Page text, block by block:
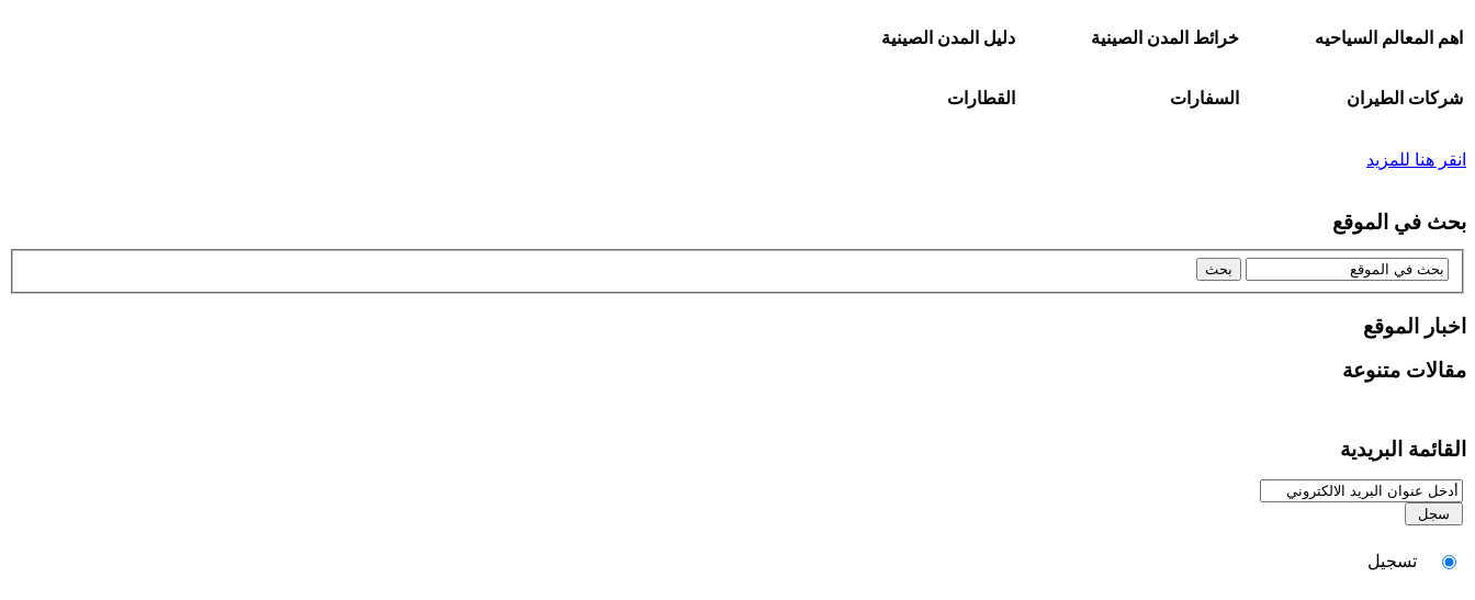
اهم المعالم السياحيه خرائط المدن الصينية دليل المدن الصينية
شركات الطيران السفارات القطارات
انقر هنا للمزيد
بحث في الموقع
اخبار الموقع
مقالات متنوعة
القائمة البريدية
تسجيل